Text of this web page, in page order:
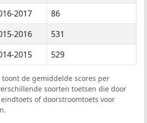
2017
86
2016
531
2015 529
toont de gemiddelde scores per
soorten toetsen die door
eindtoets of doorstroomtoets voor